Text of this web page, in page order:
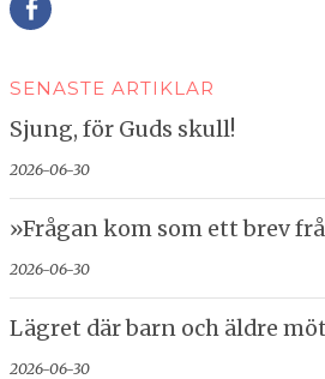
SENASTE ARTIKLAR
Sjung, för Guds skull!
2026-06-30
»Frågan kom som ett brev
2026-06-30
Lägret där barn och äldre
2026-06-30